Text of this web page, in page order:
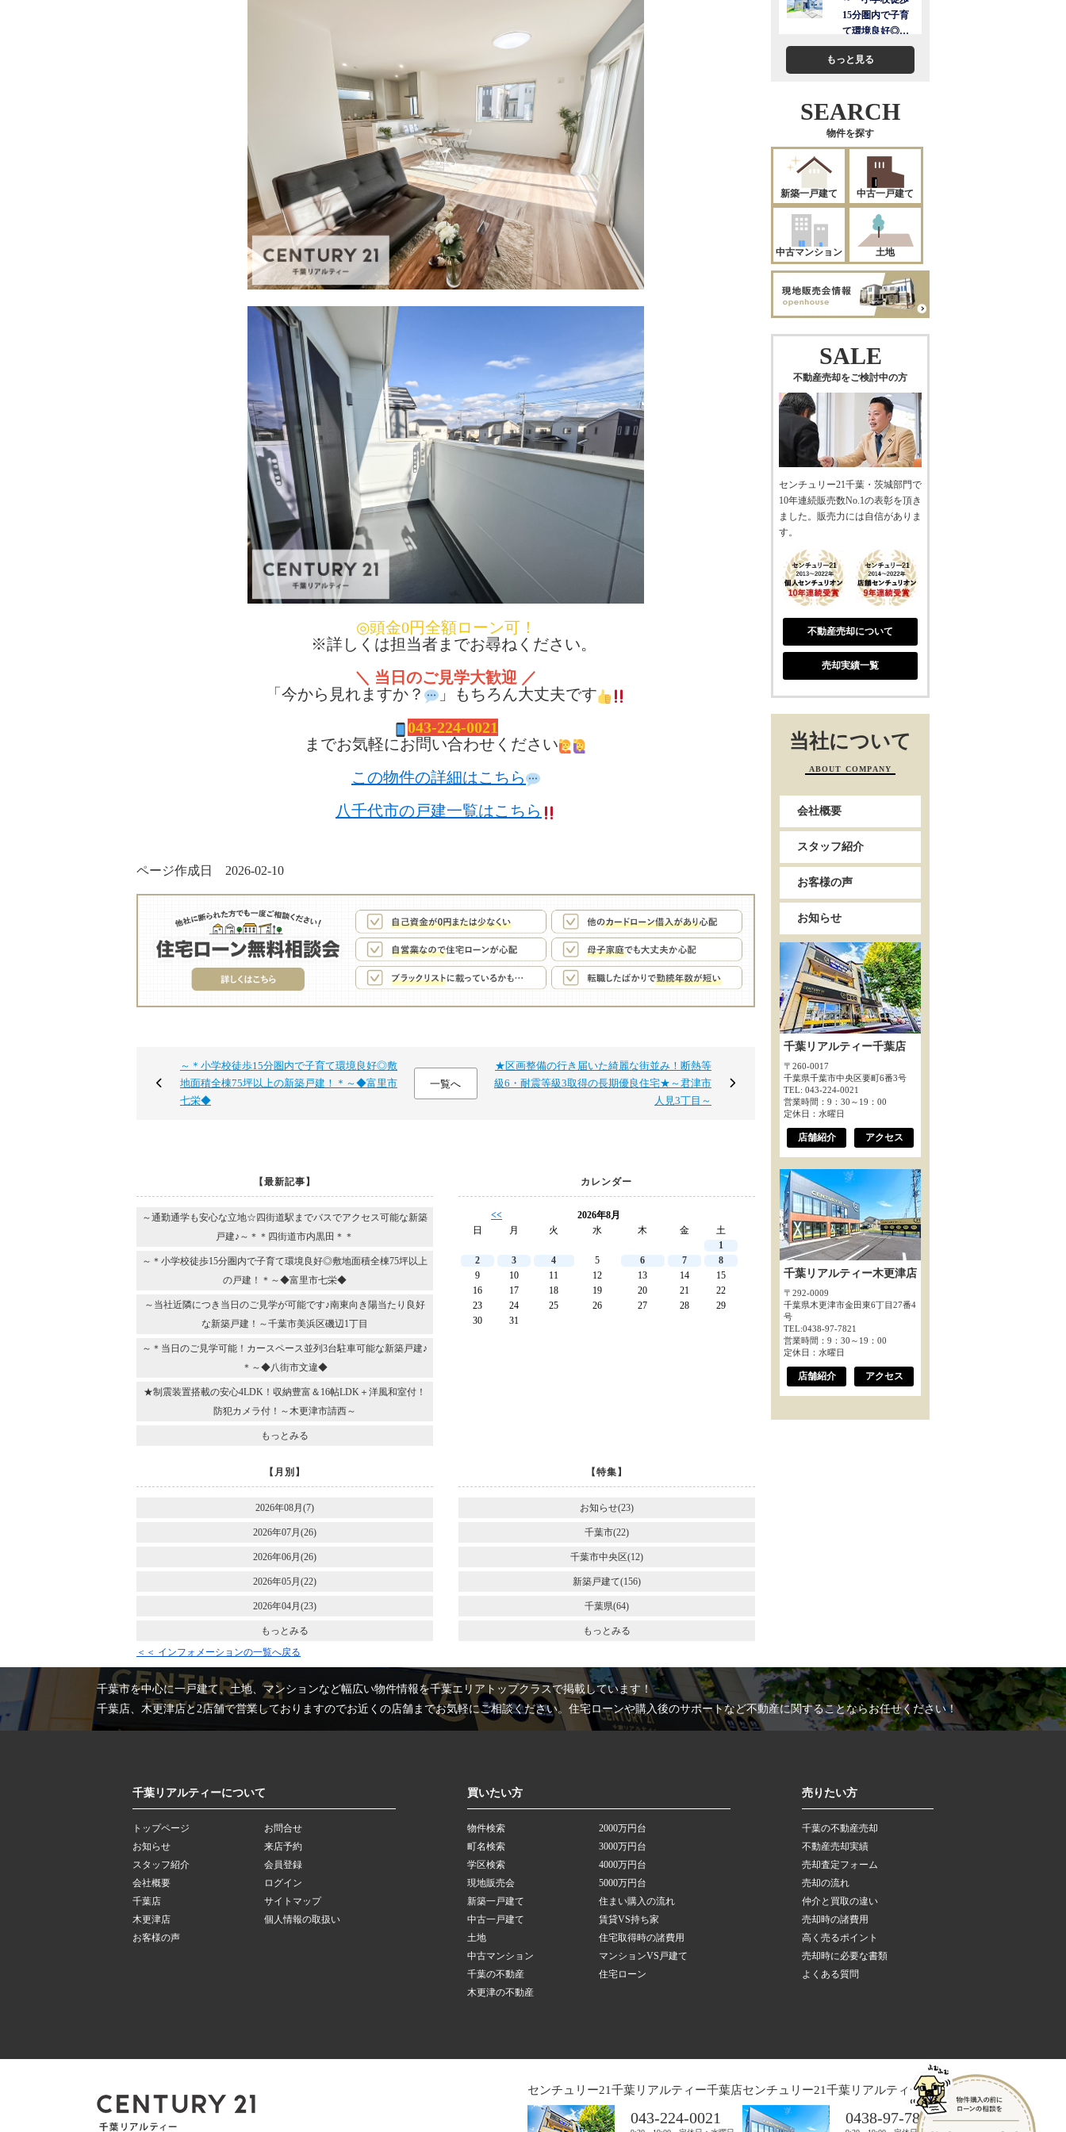
◎頭金0円全額ローン可！
※詳しくは担当者までお尋ねください。
＼ 当日のご見学大歓迎 ／
「今から見れますか？
」もちろん大丈夫です
043-224-0021
までお気軽にお問い合わせください
この物件の詳細はこちら
八千代市の戸建一覧はこちら
ページ作成日 2026-02-10
～＊小学校徒歩15分圏内で子育て環境良好◎敷
地面積全棟75坪以上の新築戸建！＊～◆富里市
七栄◆
一覧へ
★区画整備の行き届いた綺麗な街並み！断熱等
級6・耐震等級3取得の長期優良住宅★～君津市
人見3丁目～
【最新記事】
～通勤通学も安心な立地☆四街道駅までバスでアクセス可能な新築
戸建♪～＊＊四街道市内黒田＊＊
～＊小学校徒歩15分圏内で子育て環境良好◎敷地面積全棟75坪以上
の戸建！＊～◆富里市七栄◆
～当社近隣につき当日のご見学が可能です♪南東向き陽当たり良好
な新築戸建！～千葉市美浜区磯辺1丁目
～＊当日のご見学可能！カースペース並列3台駐車可能な新築戸建♪
＊～◆八街市文違◆
★制震装置搭載の安心4LDK！収納豊富＆16帖LDK＋洋風和室付！
防犯カメラ付！～木更津市請西～
もっとみる
カレンダー
<<
2026年8月
日
月 火 水 木 金
土
1
2
3 4 5 6 7
8
9
10 11 12 13 14
15
16
17 18 19 20 21
22
23
24 25 26 27 28
29
30
31
【月別】
2026年08月(7)
2026年07月(26)
2026年06月(26)
2026年05月(22)
2026年04月(23)
もっとみる
【特集】
お知らせ(23)
千葉市(22)
千葉市中央区(12)
新築戸建て(156)
千葉県(64)
もっとみる
＜＜ インフォメーションの一覧へ戻る
もっと見る
SEARCH
物件を探す
新築一戸建て 中古一戸建て
中古マンション 土地
SALE
不動産売却をご検討中の方
センチュリー21千葉・茨城部門で
10年連続販売数No.1の表彰を頂き
ました。販売力には自信がありま
す。
不動産売却について
売却実績一覧
当社について
ABOUT COMPANY
会社概要
スタッフ紹介
お客様の声
お知らせ
千葉リアルティー千葉店
〒260-0017
千葉県千葉市中央区要町6番3号
TEL: 043-224-0021
営業時間：9：30～19：00
定休日：水曜日
店舗紹介 アクセス
千葉リアルティー木更津店
〒292-0009
千葉県木更津市金田東6丁目27番4
号
TEL:0438-97-7821
営業時間：9：30～19：00
定休日：水曜日
店舗紹介 アクセス
千葉市を中心に一戸建て、土地、マンションなど幅広い物件情報を千葉エリアトップクラスで掲載しています！
千葉店、木更津店と2店舗で営業しておりますのでお近くの店舗までお気軽にご相談ください。住宅ローンや購入後のサポートなど不動産に関することならお任せください！
千葉リアルティーについて
トップページ
お知らせ
スタッフ紹介
会社概要
千葉店
木更津店
お客様の声
お問合せ
来店予約
会員登録
ログイン
サイトマップ
個人情報の取扱い
買いたい方
物件検索
町名検索
学区検索
現地販売会
新築一戸建て
中古一戸建て
土地
中古マンション
千葉の不動産
木更津の不動産
2000万円台
3000万円台
4000万円台
5000万円台
住まい購入の流れ
賃貸VS持ち家
住宅取得時の諸費用
マンションVS戸建て
住宅ローン
売りたい方
千葉の不動産売却
不動産売却実績
売却査定フォーム
売却の流れ
仲介と買取の違い
売却時の諸費用
高く売るポイント
売却時に必要な書類
よくある質問
センチュリー21千葉リアルティー千葉店
043-224-0021
センチュリー21千葉リアルティー木更津店
0438-97-7821